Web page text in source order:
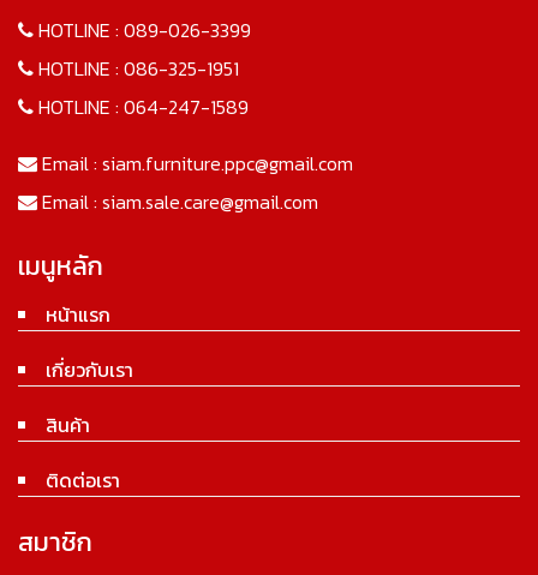
HOTLINE : 089-026-3399
HOTLINE : 086-325-1951
HOTLINE : 064-247-1589
Email : siam.furniture.ppc@gmail.com
Email : siam.sale.care@gmail.com
เมนูหลัก
หน้าแรก
เกี่ยวกับเรา
สินค้า
ติดต่อเรา
สมาชิก